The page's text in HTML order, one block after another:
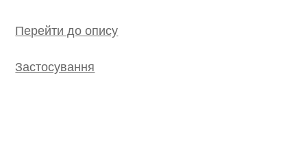
Перейти до опису
Застосування